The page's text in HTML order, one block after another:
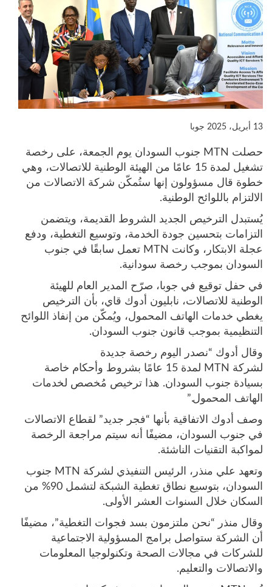
13 أبريل، 2025 جوبا
حصلت MTN جنوب السودان يوم الجمعة، على رخصة
تشغيل لمدة 15 عامًا من الهيئة الوطنية للاتصالات، وهي
خطوة قال مسؤولون إنها ستُمكّن شركة الاتصالات من
الالتزام باللوائح الوطنية.
يُستبدل الترخيص الجديد الشروط القديمة، ويتضمن
التزامات بتحسين جودة الخدمة، وتوسيع التغطية، ودفع
عجلة الابتكار، وكانت MTN تعمل سابقًا في جنوب
السودان بموجب رخصة سودانية.
في حفل توقيع في جوبا، صرّح المدير العام للهيئة
الوطنية للاتصالات، نابليون أدوك قاي، بأن الترخيص
يغطي خدمات الهاتف المحمول، ويُمكّن من إنفاذ اللوائح
التنظيمية بموجب قانون جنوب السودان.
وقال أدوك “نصدر اليوم رخصة جديدة
لشركة MTN لمدة 15 عامًا بشروط وأحكام خاصة
بسيادة جنوب السودان. هذا ترخيص مُخصص لخدمات
الهاتف المحمول.”
وصف أدوك الاتفاقية بأنها “فجر جديد” لقطاع الاتصالات
في جنوب السودان، مضيفًا أنه سيتم مراجعة الرخصة
لمواكبة التقنيات الناشئة.
وتعهد علي منذر، الرئيس التنفيذي لشركة MTN جنوب
السودان، بتوسيع نطاق تغطية الشبكة لتشمل 90% من
السكان خلال السنوات العشر الأولى.
وقال منذر “نحن ملتزمون بسد فجوات التغطية”، مضيفًا
أن الشركة ستواصل برامج المسؤولية الاجتماعية
للشركات في مجالات الصحة وتكنولوجيا المعلومات
والاتصالات والتعليم.